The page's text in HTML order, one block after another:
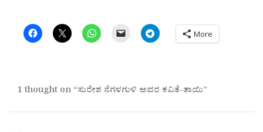
More
1 thought on “ಸುರೇಶ ನೆಗಳಗುಳಿ ಅವರ ಕವಿತೆ-ತಾಯಿ”